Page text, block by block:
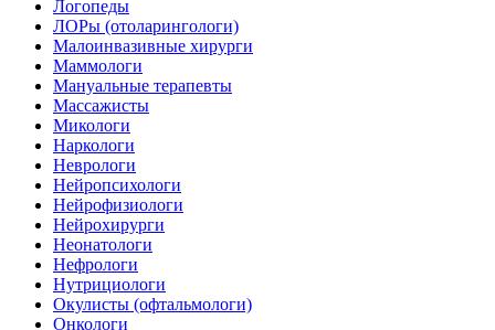
Логопеды
ЛОРы (отоларингологи)
Малоинвазивные хирурги
Маммологи
Мануальные терапевты
Массажисты
Микологи
Наркологи
Неврологи
Нейропсихологи
Нейрофизиологи
Нейрохирурги
Неонатологи
Нефрологи
Нутрициологи
Окулисты (офтальмологи)
Онкологи